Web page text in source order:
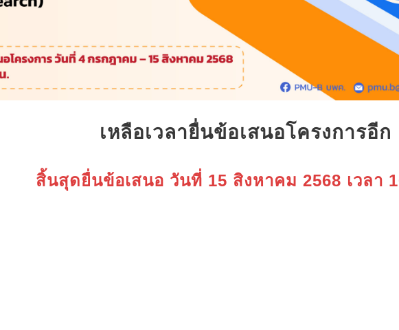
เหลือเวลายื่นข้อเสนอโครงการอีก
สิ้นสุดยื่นข้อเสนอ วันที่ 15 สิงหาคม 2568 เวลา